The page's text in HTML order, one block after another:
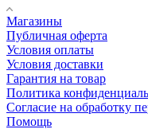
Магазины
Публичная оферта
Условия оплаты
Условия доставки
Гарантия на товар
Политика
Согласие на обработку
Помощь